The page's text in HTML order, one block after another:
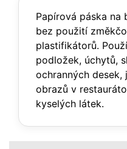
Papírová páska na
bez použití
plastifikátorů.
podložek, úchytů,
ochranných
obrazů v
kyselých látek.